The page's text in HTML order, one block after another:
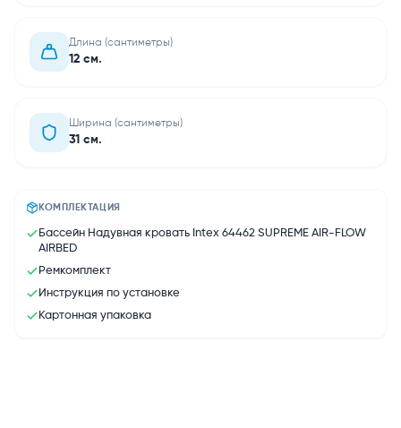
Длина (сантиметры)
12 см.
Ширина (сантиметры)
31 см.
КОМПЛЕКТАЦИЯ
Бассейн Надувная кровать Intex 64462 SUPREME AIR-FLOW
AIRBED
Ремкомплект
Инструкция по установке
Картонная упаковка